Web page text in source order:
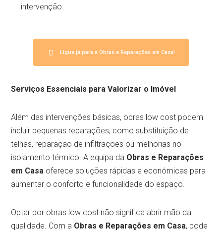
intervenção.
Ligue já para a Obras e Reparações em Casa!
Serviços Essenciais para Valorizar o Imóvel
Além das intervenções básicas, obras low cost podem
incluir pequenas reparações, como substituição de
telhas, reparação de infiltrações ou melhorias no
isolamento térmico. A equipa da Obras e Reparações
em Casa oferece soluções rápidas e económicas para
aumentar o conforto e funcionalidade do espaço.
Optar por obras low cost não significa abrir mão da
qualidade. Com a Obras e Reparações em Casa, pode